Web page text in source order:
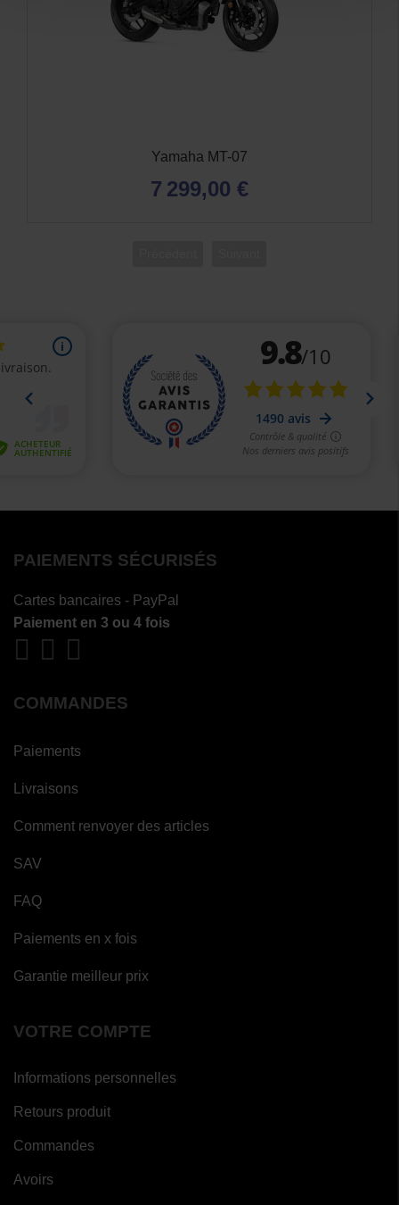
Yamaha MT-07
7 299,00 €
PAIEMENTS SÉCURISÉS
Cartes bancaires - PayPal
Paiement en 3 ou 4 fois
COMMANDES
Paiements
Livraisons
Comment renvoyer des articles
SAV
FAQ
Paiements en x fois
Garantie meilleur prix
VOTRE COMPTE
Informations personnelles
Retours produit
Commandes
Avoirs